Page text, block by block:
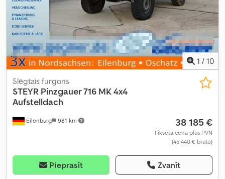
1 / 10
Eilenburg 981 km
Slēgtais furgons
STEYR Pinzgauer 716 MK 4x4
Aufstelldach
38 185 €
Fiksēta cena plus PVN
(45 440 € bruto)
Pieprasīt Zvanīt